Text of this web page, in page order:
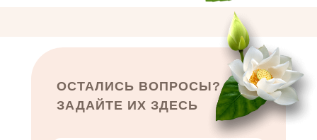
ОСТАЛИСЬ ВОПРОСЫ?
ЗАДАЙТЕ ИХ ЗДЕСЬ